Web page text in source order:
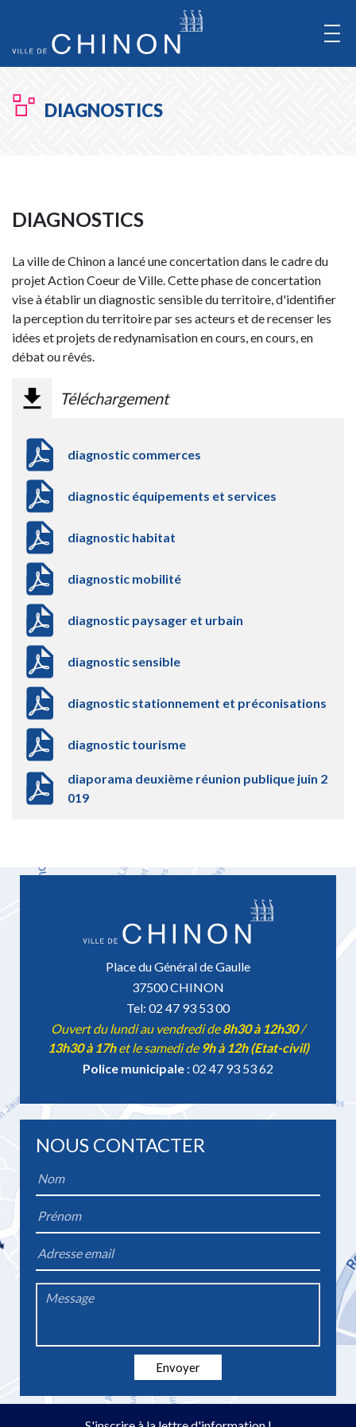
Aller
Contenu Aller
DIAGNOSTICS
DIAGNOSTICS
La ville de Chinon a lancé une concertation dans le cadre du
projet Action Coeur de Ville. Cette phase de concertation
vise à établir un diagnostic sensible du territoire, d'identifier
la perception du territoire par ses acteurs et de recenser les
idées et projets de redynamisation en cours, en cours, en
débat ou rêvés.
Téléchargement
diagnostic commerces
diagnostic équipements et services
diagnostic habitat
diagnostic mobilité
diagnostic paysager et urbain
diagnostic sensible
diagnostic stationnement et préconisations
diagnostic tourisme
diaporama deuxième réunion publique juin 2
019
Place du Général de Gaulle
37500 CHINON
Tel: 02 47 93 53 00
Ouvert du lundi au vendredi de8h30 à 12h30/
13h30 à 17het le samedi de 9h à 12h (Etat-civil)
Police municipale : 02 47 93 53 62
NOUS CONTACTER
*
*
Envoyer